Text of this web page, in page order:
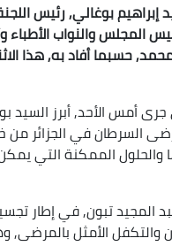
بوغالي, رئيس
المجلس والنواب الأطباء
حسبما أفاد به, هذا
أمس الأحد, أبرز السيد
السرطان في الجزائر من
الممكنة التي
المجيد تبون, في إطار
الأمثل